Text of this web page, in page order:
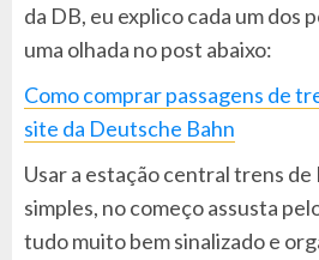
da DB, eu explico cada um dos
uma olhada no post abaixo:
Como comprar passagens de
site da Deutsche Bahn
Usar a estação central trens
simples, no começo assusta
tudo muito bem sinalizado e